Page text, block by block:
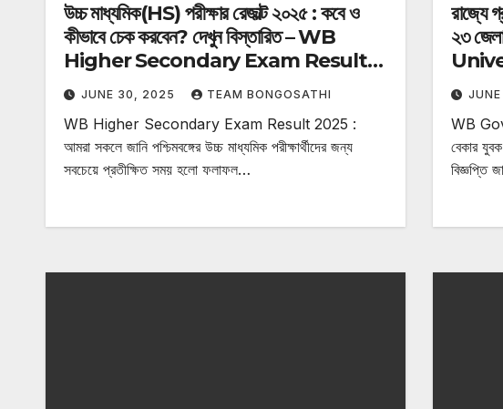
উচ্চ মাধ্যমিক(HS) পরীক্ষার রেজাল্ট ২০২৫ : কবে ও
কীভাবে চেক করবেন? দেখুন বিস্তারিত – WB
Higher Secondary Exam Result
2025
JUNE 30, 2025 TEAM BONGOSATHI
WB Higher Secondary Exam Result 2025 :
আমরা সকলে জানি পশ্চিমবঙ্গের উচ্চ মাধ্যমিক পরীক্ষার্থীদের জন্য
সবচেয়ে প্রতীক্ষিত সময় হলো ফলাফল…
রাজ্যে
২৩
WB
বেকার
বিজ্ঞপ্তি